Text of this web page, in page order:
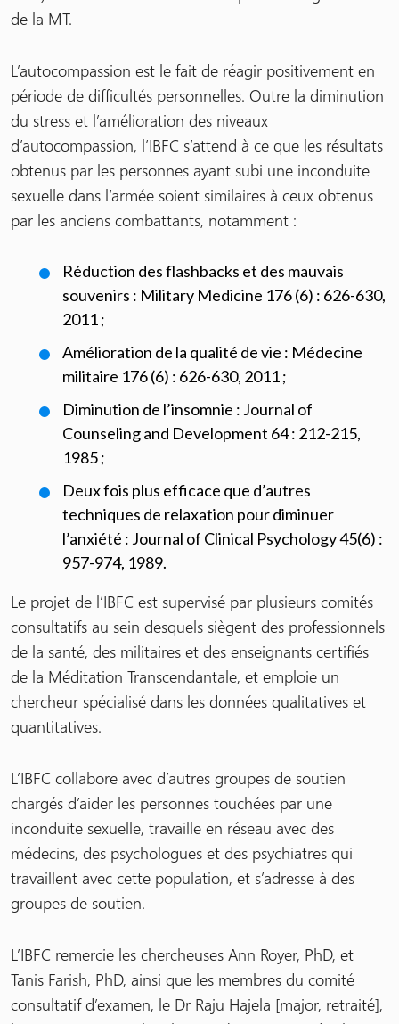
de la MT.
L’autocompassion est le fait de réagir positivement en
période de difficultés personnelles. Outre la diminution
du stress et l’amélioration des niveaux
d’autocompassion, l’IBFC s’attend à ce que les résultats
obtenus par les personnes ayant subi une inconduite
sexuelle dans l’armée soient similaires à ceux obtenus
par les anciens combattants, notamment :
Réduction des flashbacks et des mauvais
souvenirs : Military Medicine 176 (6) : 626-630,
2011 ;
Amélioration de la qualité de vie : Médecine
militaire 176 (6) : 626-630, 2011 ;
Diminution de l’insomnie : Journal of
Counseling and Development 64 : 212-215,
1985 ;
Deux fois plus efficace que d’autres
techniques de relaxation pour diminuer
l’anxiété : Journal of Clinical Psychology 45(6) :
957-974, 1989.
Le projet de l’IBFC est supervisé par plusieurs comités
consultatifs au sein desquels siègent des professionnels
de la santé, des militaires et des enseignants certifiés
de la Méditation Transcendantale, et emploie un
chercheur spécialisé dans les données qualitatives et
quantitatives.
L’IBFC collabore avec d’autres groupes de soutien
chargés d’aider les personnes touchées par une
inconduite sexuelle, travaille en réseau avec des
médecins, des psychologues et des psychiatres qui
travaillent avec cette population, et s’adresse à des
groupes de soutien.
L’IBFC remercie les chercheuses Ann Royer, PhD, et
Tanis Farish, PhD, ainsi que les membres du comité
consultatif d’examen, le Dr Raju Hajela [major, retraité],